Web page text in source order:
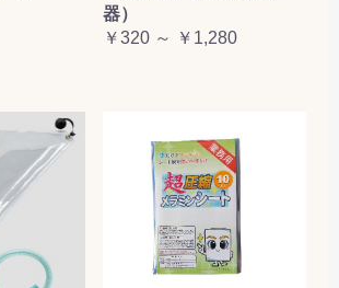
器）
￥320 ～ ￥1,280